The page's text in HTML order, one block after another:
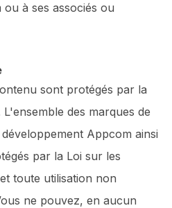
à ses associés ou
sont protégés par la
des marques de
Appcom ainsi
par la Loi sur les
toute utilisation non
ne pouvez, en aucun